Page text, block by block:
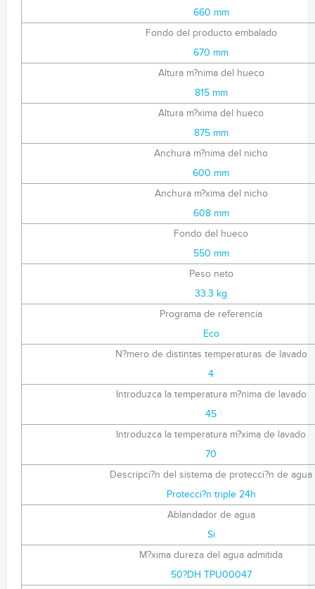
660 mm
Fondo del producto embalado
670 mm
Altura m?nima del hueco
815 mm
Altura m?xima del hueco
875 mm
Anchura m?nima del nicho
600 mm
Anchura m?xima del nicho
608 mm
Fondo del hueco
550 mm
Peso neto
33.3 kg
Programa de referencia
Eco
N?mero de distintas temperaturas de lavado
4
Introduzca la temperatura m?nima de lavado
45
Introduzca la temperatura m?xima de lavado
70
Descripci?n del sistema de protecci?n de agua
Protecci?n triple 24h
Ablandador de agua
Si
M?xima dureza del agua admitida
50?DH TPU00047